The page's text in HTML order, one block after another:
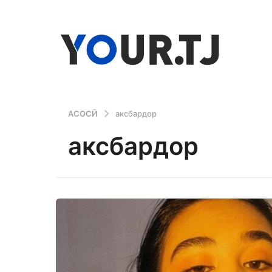
АСОСӢ аксбардор
аксбардор